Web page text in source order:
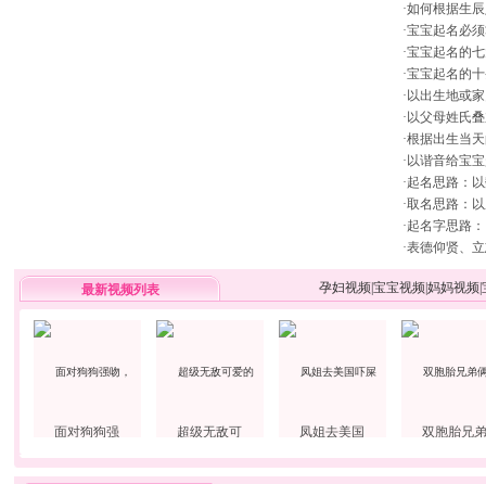
·如何根据生
·宝宝起名必
·宝宝起名的
·宝宝起名的
· 以出生地或
· 以父母姓氏
·根据出生当
· 以谐音给宝
·起名思路：
·取名思路：
·起名字思路
·表德仰贤、
最新视频列表 孕妇视频宝宝视频妈妈视频
面对狗狗强 超级无敌可 凤姐去美国 双胞胎兄弟